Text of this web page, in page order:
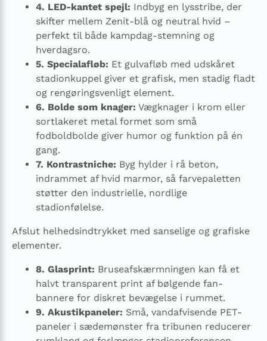
4. LED-kantet spejl: Indbyg en lysstribe, der
skifter mellem Zenit-blå og neutral hvid –
perfekt til både kampdag-stemning og
hverdagsro.
5. Specialafløb: Et gulvafløb med udskåret
stadionkuppel giver et grafisk, men stadig fladt
og rengøringsvenligt element.
6. Bolde som knager: Vægknager i krom eller
sortlakeret metal formet som små
fodboldbolde giver humor og funktion på én
gang.
7. Kontrastniche: Byg hylder i rå beton,
indrammet af hvid marmor, så farvepaletten
støtter den industrielle, nordlige
stadionfølelse.
Afslut helhedsindtrykket med sanselige og grafiske
elementer.
8. Glasprint: Bruseafskærmningen kan få et
halvt transparent print af bølgende fan-
bannere for diskret bevægelse i rummet.
9. Akustikpaneler: Små, vandafvisende PET-
paneler i sædemønster fra tribunen reducerer